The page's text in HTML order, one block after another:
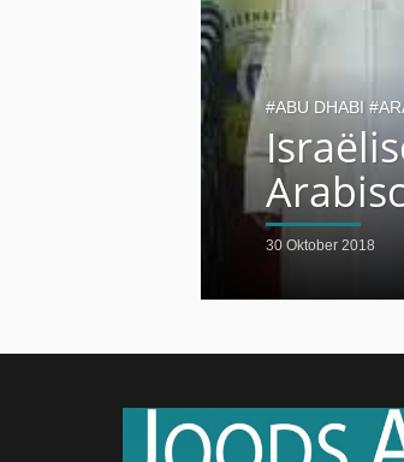
30 Oktober 2018
ABU DHABI